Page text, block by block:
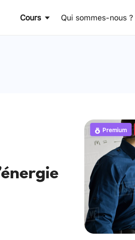
Cours Qui sommes-nous ?
Premium